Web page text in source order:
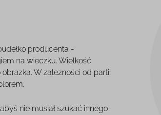
producenta -
na wieczku. Wielkość
W zależności od partii
nie musiał szukać innego